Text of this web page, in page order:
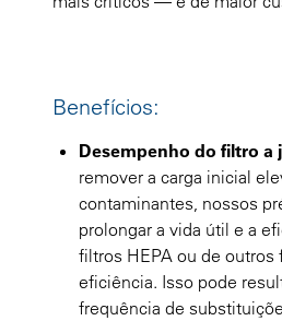
Benefícios:
Desempenho do filtro a
remover a carga inicial
contaminantes, nossos
prolongar a vida útil e a
filtros HEPA ou de outros
eficiência. Isso pode
frequência de